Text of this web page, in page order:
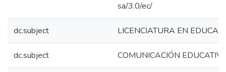
sa/3.0/ec/
dc.subject LICENCIATURA EN
dc.subject COMUNICACIÓN